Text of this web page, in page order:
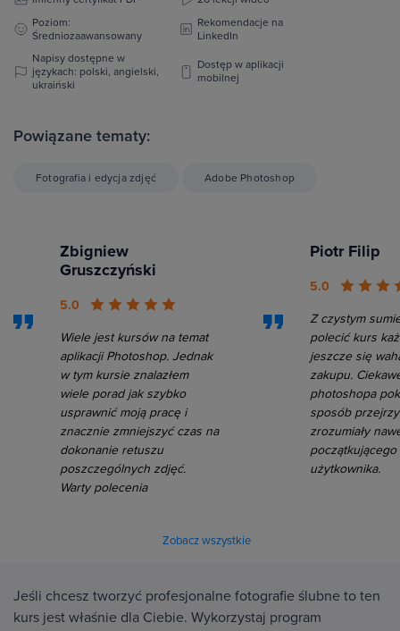
Poziom:
Średniozaawansowany
Rekomendacje na
LinkedIn
Napisy dostępne w
językach: polski, angielski,
ukraiński
Dostęp w aplikacji
mobilnej
Powiązane tematy:
Fotografia i edycja zdjęć Adobe Photoshop
Zbigniew
Gruszczyński
5.0
Wiele jest kursów na temat
aplikacji Photoshop. Jednak
w tym kursie znalazłem
wiele porad jak szybko
usprawnić moją pracę i
znacznie zmniejszyć czas na
dokonanie retuszu
poszczególnych zdjęć.
Warty polecenia
Piotr Filip
5.0
Z czystym
polecić kurs
jeszcze się
zakupu.
photoshopa
sposób
zrozumiały
początkującego
użytkownika.
Zobacz wszystkie
Jeśli chcesz tworzyć profesjonalne fotografie ślubne to ten
kurs jest właśnie dla Ciebie. Wykorzystaj program